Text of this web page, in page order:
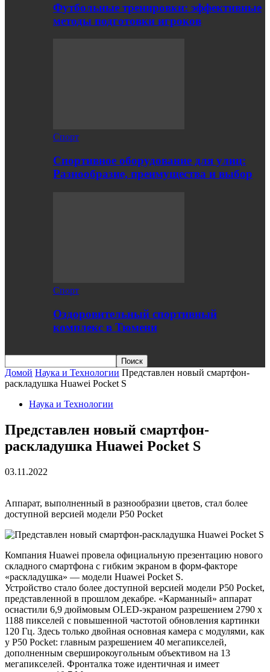
Футбольные тренировки: эффективные
методы подготовки игроков
Спорт
Спортивное оборудование для улиц:
Разнообразие, преимущества и выбор
Спорт
Оздоровительный спортивный
комплекс в Тюмени
Домой Наука и Технологии Представлен новый смартфон-
раскладушка Huawei Pocket S
Наука и Технологии
Представлен новый смартфон-
раскладушка Huawei Pocket S
03.11.2022
Аппарат, выполненный в разнообразии цветов, стал более
доступной версией модели P50 Pocket
Компания Huawei провела официальную презентацию нового
складного смартфона с гибким экраном в форм-факторе
«раскладушка» — модели Huawei Pocket S.
Устройство стало более доступной версией модели P50 Pocket,
представленной в прошлом декабре. «Карманный» аппарат
оснастили 6,9 дюймовым OLED-экраном разрешением 2790 х
1188 пикселей с повышенной частотой обновления картинки
120 Гц. Здесь только двойная основная камера с модулями, как
у P50 Pocket: главным разрешением 40 мегапикселей,
дополненным сверширокоугольным объективом на 13
мегапикселей. Фронталка тоже идентичная и имеет